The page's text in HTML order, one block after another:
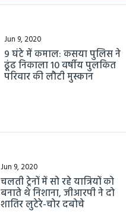
Jun 9, 2020
9 घंटे में कमाल: कसया पुलिस ने
ढूंढ निकाला 10 वर्षीय पुलकित
परिवार की लौटी मुस्कान
Jun 9, 2020
चलती ट्रेनों में सो रहे यात्रियों को
बनाते थे निशाना, जीआरपी ने दो
शातिर लुटेरे-चोर दबोचे